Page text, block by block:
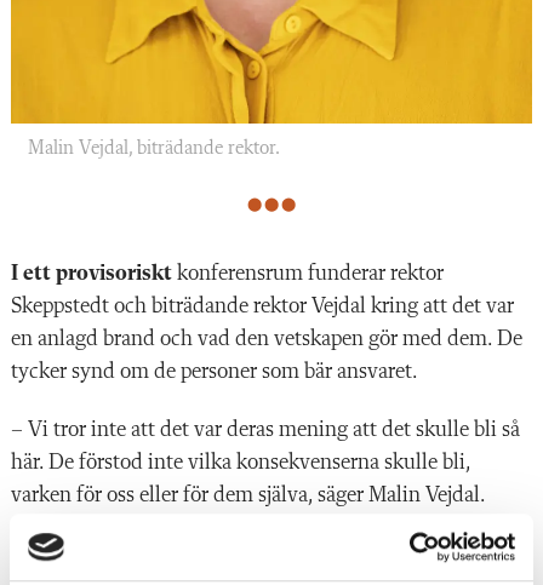
Malin Vejdal, biträdande rektor.
I ett provisoriskt konferensrum funderar rektor
Skeppstedt och biträdande rektor Vejdal kring att det var
en anlagd brand och vad den vetskapen gör med dem. De
tycker synd om de personer som bär ansvaret.
– Vi tror inte att det var deras mening att det skulle bli så
här. De förstod inte vilka konsekvenserna skulle bli,
varken för oss eller för dem själva, säger Malin Vejdal.
– Kanske kan det vara ett avskräckande exempel, att man